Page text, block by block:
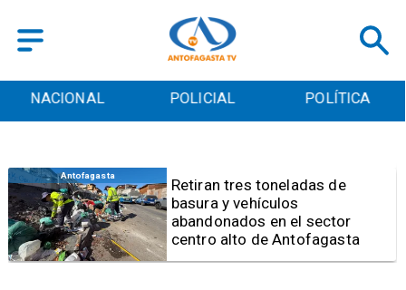
POLICIAL POLÍTICA CULTURA
Antofagasta
Retiran tres toneladas de
basura y vehículos
abandonados en el sector
centro alto de Antofagasta